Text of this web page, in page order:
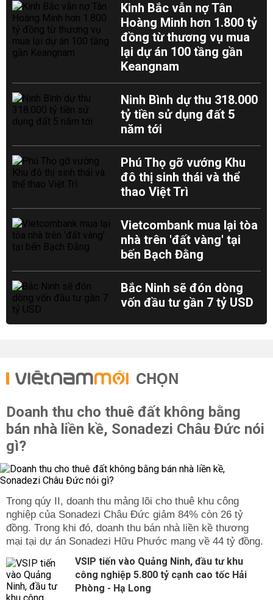
Kinh Bắc vẫn nợ Tân
Hoàng Minh hơn 1.800 tỷ
đồng từ thương vụ mua
lại dự án 100 tầng gần
Keangnam
Ninh Bình dự thu 318.000
tỷ tiền sử dụng đất 5
năm tới
Phú Thọ gỡ vướng Khu
đô thị sinh thái và thể
thao Việt Trì
Vietcombank mua lại tòa
nhà trên 'đất vàng' tại
bến Bạch Đằng
Bắc Ninh sẽ đón dòng
vốn đầu tư gần 7 tỷ USD
CHỌN
Doanh thu cho thuê đất không bằng
bán nhà liền kề, Sonadezi Châu Đức nói
gì?
Trong qúy II, doanh thu mảng lõi cho thuê khu công
nghiệp của Sonadezi Châu Đức giảm 84% còn 26 tỷ
đồng. Trong khi đó, doanh thu bán nhà liền kề thương
mại tại dự án Sonadezi Hữu Phước mang về 44 tỷ đồng.
VSIP tiến vào Quảng Ninh, đầu tư khu
công nghiệp 5.800 tỷ cạnh cao tốc Hải
Phòng - Hạ Long